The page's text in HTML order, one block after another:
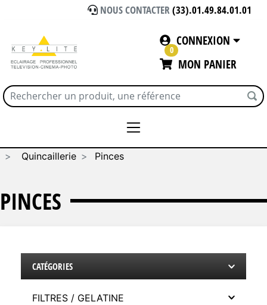
NOUS CONTACTER(33).01.49.84.01.01
CONNEXION
0
MON PANIER
Quincaillerie
Pinces
PINCES
CATÉGORIES
FILTRES / GELATINE